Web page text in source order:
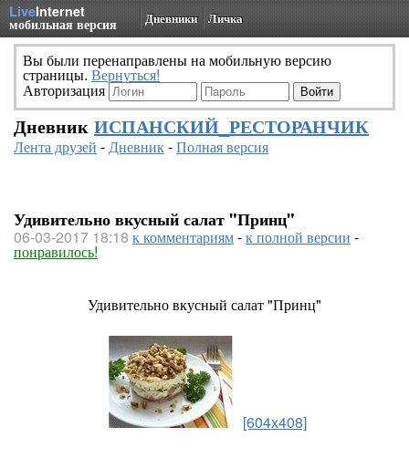
LiveInternet
мобильная версия Дневники Личка
Вы были перенаправлены на мобильную версию
страницы. Вернуться!
Авторизация
Дневник ИСПАНСКИЙ_РЕСТОРАНЧИК
Лента друзей -Дневник-Полная версия
Удивительно вкусный салат "Принц"
06-03-2017 18:18 к комментариям-к полной версии -
понравилось!
Удивительно вкусный салат "Принц"
[604x408]